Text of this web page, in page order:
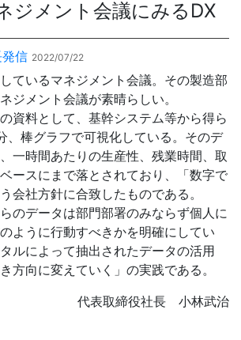
ンテンツ制作・撮影・その他
社員ブログ
採用情報
お問合せ
ジメント会議にみるDX
信 2022/07/22
ているマネジメント会議。その製造部
ジメント会議が素晴らしい。
資料として、基幹システム等から得ら
、棒グラフで可視化している。そのデ
一時間あたりの生産性、残業時間、取
ースにまで落とされており、「数字で
会社方針に合致したものである。
のデータは部門部署のみならず個人に
ように行動すべきかを明確にしてい
ルによって抽出されたデータの活用
方向に変えていく」の実践である。
代表取締役社長 小林武治